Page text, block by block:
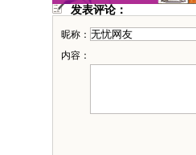
发表评论：
昵称：
内容：